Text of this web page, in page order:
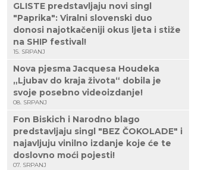
GLISTE predstavljaju novi singl
"Paprika": Viralni slovenski duo
donosi najotkačeniji okus ljeta i stiže
na SHIP festival!
15. SRPANJ
Nova pjesma Jacquesa Houdeka
„Ljubav do kraja života“ dobila je
svoje posebno videoizdanje!
08. SRPANJ
Fon Biskich i Narodno blago
predstavljaju singl "BEZ ČOKOLADE" i
najavljuju vinilno izdanje koje će te
doslovno moći pojesti!
07. SRPANJ